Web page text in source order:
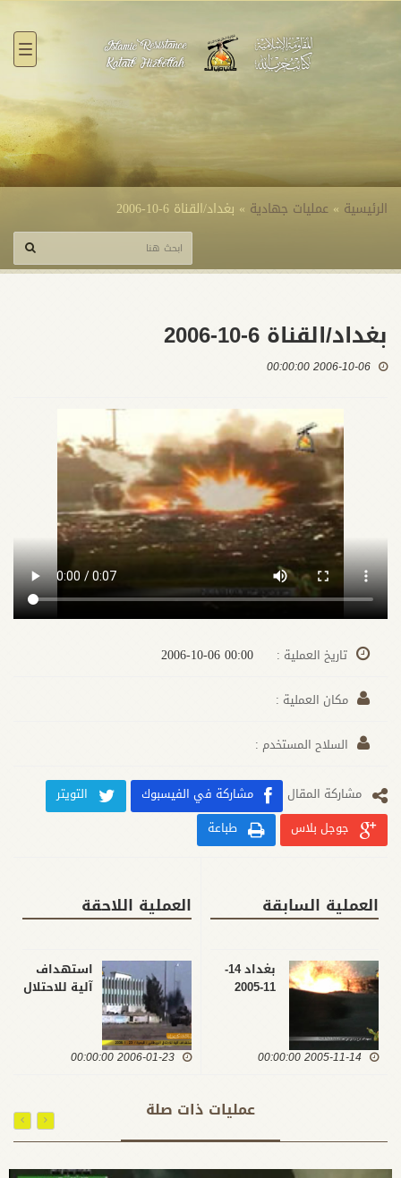
الرئيسية » عمليات جهادية » بغداد/القناة 6-10-2006
بغداد/القناة 6-10-2006
2006-10-06 00:00:00
تاريخ العملية :
مكان العملية :
السلاح المستخدم :
مشارکة المقال مشاركة في الفيسبوك
التويتر
جوجل بلاس
طباعة
العملية السابقة
بغداد 14-
11-2005
2005-11-14 00:00:00
العملية اللاحقة
استهداف
آلية للاحتلال
2006-01-23 00:00:00
عمليات ذات صلة